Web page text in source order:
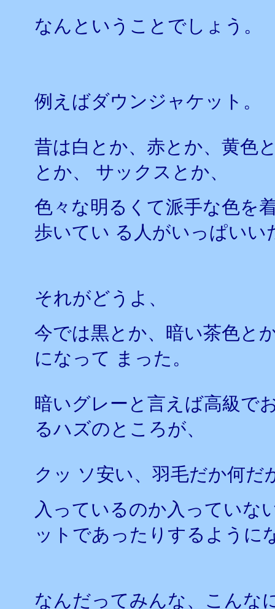
なんということでしょう。
例えばダウンジャケット。
昔は白とか、赤とか、黄色
とか、 サックスとか、
色々な明るくて派手な色を
歩いてい る人がいっぱいい
それがどうよ、
今では黒とか、暗い茶色と
になって まった。
暗いグレーと言えば高級で
るハズのところが、
クッ ソ安い、羽毛だか何
入っているのか入っていな
ットであったりするように
なんだってみんな、こんな